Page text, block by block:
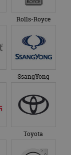
Rolls-Royce
SsangYong
Toyota